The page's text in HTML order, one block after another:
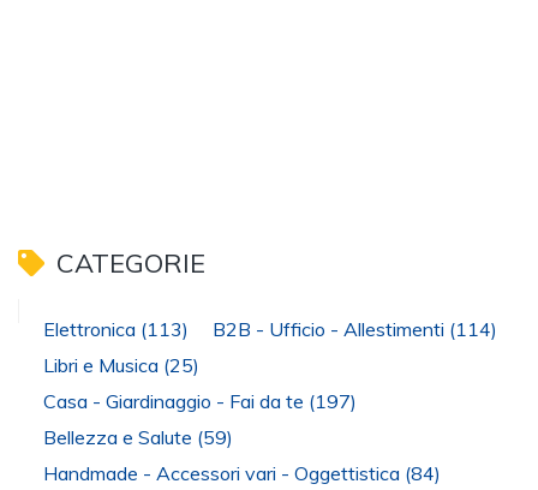
CATEGORIE
Elettronica (113) B2B - Ufficio - Allestimenti (114)
Libri e Musica (25)
Casa - Giardinaggio - Fai da te (197)
Bellezza e Salute (59)
Handmade - Accessori vari - Oggettistica (84)